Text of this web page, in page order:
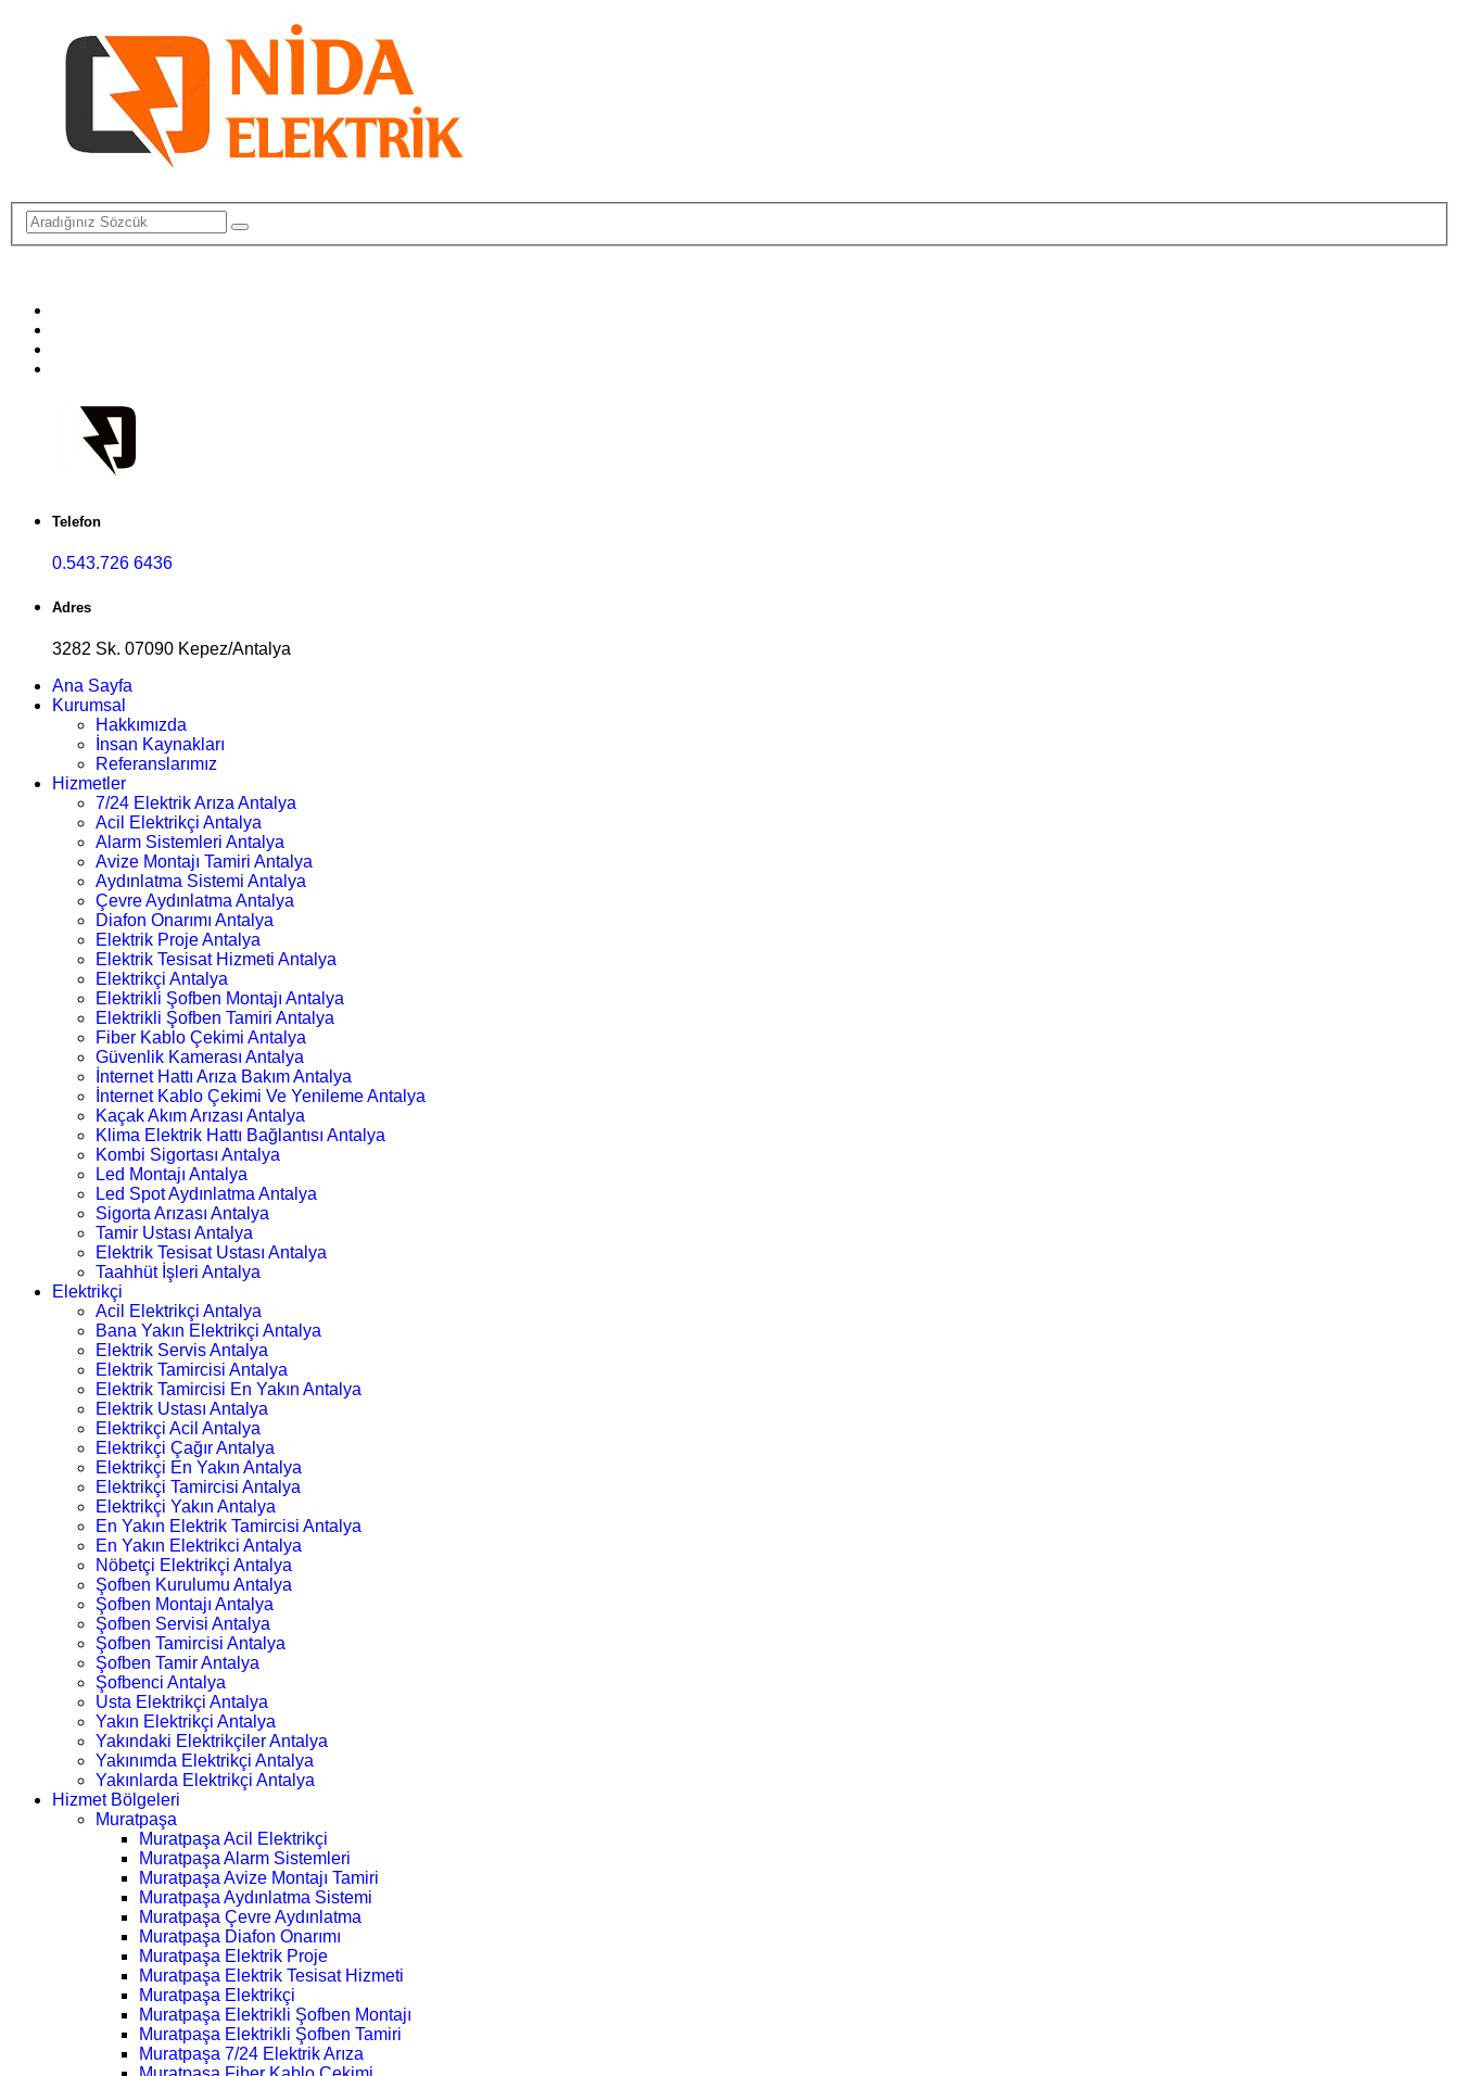
Telefon
0.543.726 6436
Adres
3282 Sk. 07090 Kepez/Antalya
Ana Sayfa
Kurumsal
Hakkımızda
İnsan Kaynakları
Referanslarımız
Hizmetler
7/24 Elektrik Arıza Antalya
Acil Elektrikçi Antalya
Alarm Sistemleri Antalya
Avize Montajı Tamiri Antalya
Aydınlatma Sistemi Antalya
Çevre Aydınlatma Antalya
Diafon Onarımı Antalya
Elektrik Proje Antalya
Elektrik Tesisat Hizmeti Antalya
Elektrikçi Antalya
Elektrikli Şofben Montajı Antalya
Elektrikli Şofben Tamiri Antalya
Fiber Kablo Çekimi Antalya
Güvenlik Kamerası Antalya
İnternet Hattı Arıza Bakım Antalya
İnternet Kablo Çekimi Ve Yenileme Antalya
Kaçak Akım Arızası Antalya
Klima Elektrik Hattı Bağlantısı Antalya
Kombi Sigortası Antalya
Led Montajı Antalya
Led Spot Aydınlatma Antalya
Sigorta Arızası Antalya
Tamir Ustası Antalya
Elektrik Tesisat Ustası Antalya
Taahhüt İşleri Antalya
Elektrikçi
Acil Elektrikçi Antalya
Bana Yakın Elektrikçi Antalya
Elektrik Servis Antalya
Elektrik Tamircisi Antalya
Elektrik Tamircisi En Yakın Antalya
Elektrik Ustası Antalya
Elektrikçi Acil Antalya
Elektrikçi Çağır Antalya
Elektrikçi En Yakın Antalya
Elektrikçi Tamircisi Antalya
Elektrikçi Yakın Antalya
En Yakın Elektrik Tamircisi Antalya
En Yakın Elektrikci Antalya
Nöbetçi Elektrikçi Antalya
Şofben Kurulumu Antalya
Şofben Montajı Antalya
Şofben Servisi Antalya
Şofben Tamircisi Antalya
Şofben Tamir Antalya
Şofbenci Antalya
Usta Elektrikçi Antalya
Yakın Elektrikçi Antalya
Yakındaki Elektrikçiler Antalya
Yakınımda Elektrikçi Antalya
Yakınlarda Elektrikçi Antalya
Hizmet Bölgeleri
Muratpaşa
Muratpaşa Acil Elektrikçi
Muratpaşa Alarm Sistemleri
Muratpaşa Avize Montajı Tamiri
Muratpaşa Aydınlatma Sistemi
Muratpaşa Çevre Aydınlatma
Muratpaşa Diafon Onarımı
Muratpaşa Elektrik Proje
Muratpaşa Elektrik Tesisat Hizmeti
Muratpaşa Elektrikçi
Muratpaşa Elektrikli Şofben Montajı
Muratpaşa Elektrikli Şofben Tamiri
Muratpaşa 7/24 Elektrik Arıza